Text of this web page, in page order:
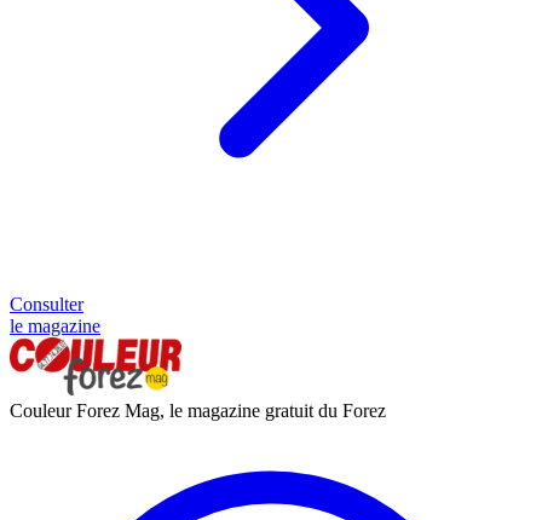
Consulter
le magazine
Couleur Forez Mag, le magazine gratuit du Forez